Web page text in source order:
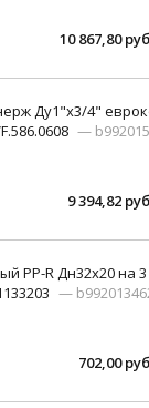
10 867,80
Ду1"х3/4"
—
9 394,82
PP-R Дн32х20 на
—
702,00